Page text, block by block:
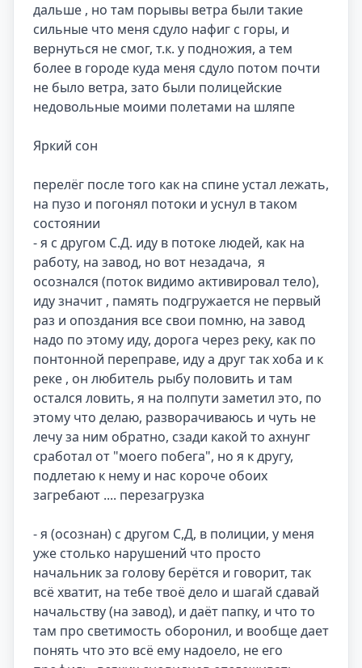
дальше , но там порывы ветра были такие
сильные что меня сдуло нафиг с горы, и
вернуться не смог, т.к. у подножия, а тем
более в городе куда меня сдуло потом почти
не было ветра, зато были полицейские
недовольные моими полетами на шляпе
Яркий сон
перелёг после того как на спине устал лежать,
на пузо и погонял потоки и уснул в таком
состоянии
- я с другом С.Д. иду в потоке людей, как на
работу, на завод, но вот незадача,  я
осознался (поток видимо активировал тело),
иду значит , память подгружается не первый
раз и опоздания все свои помню, на завод
надо по этому иду, дорога через реку, как по
понтонной переправе, иду а друг так хоба и к
реке , он любитель рыбу половить и там
остался ловить, я на полпути заметил это, по
этому что делаю, разворачиваюсь и чуть не
лечу за ним обратно, сзади какой то ахнунг
сработал от "моего побега", но я к другу,
подлетаю к нему и нас короче обоих
загребают .... перезагрузка
- я (осознан) с другом С,Д, в полиции, у меня
уже столько нарушений что просто
начальник за голову берётся и говорит, так
всё хватит, на тебе твоё дело и шагай сдавай
начальству (на завод), и даёт папку, и что то
там про светимость оборонил, и вообще дает
понять что это всё ему надоело, не его